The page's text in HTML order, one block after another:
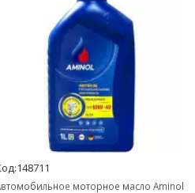
моторное масло Aminol